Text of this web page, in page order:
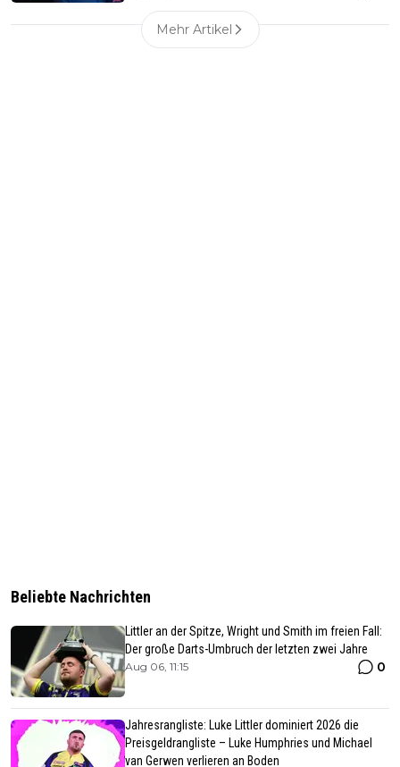
Mehr Artikel
Beliebte Nachrichten
Littler an der Spitze, Wright und Smith im freien Fall:
Der große Darts-Umbruch der letzten zwei Jahre
Aug 06, 11:15 0
Jahresrangliste: Luke Littler dominiert 2026 die
Preisgeldrangliste – Luke Humphries und Michael
van Gerwen verlieren an Boden